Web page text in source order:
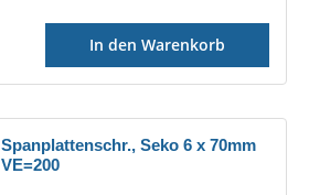
In den Warenkorb
Spanplattenschr., Seko 6 x 70mm
VE=200